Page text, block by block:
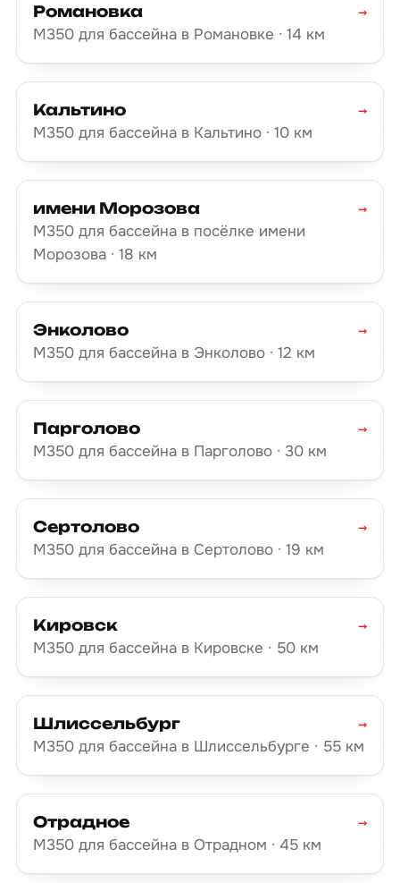
Романовка
М350 для бассейна в Романовке · 14 км
→
Кальтино
М350 для бассейна в Кальтино · 10 км
→
имени Морозова
М350 для бассейна в посёлке имени
Морозова · 18 км
→
Энколово
М350 для бассейна в Энколово · 12 км
→
Парголово
М350 для бассейна в Парголово · 30 км
→
Сертолово
М350 для бассейна в Сертолово · 19 км
→
Кировск
М350 для бассейна в Кировске · 50 км
→
Шлиссельбург
М350 для бассейна в Шлиссельбурге · 55 км
→
Отрадное
М350 для бассейна в Отрадном · 45 км
→